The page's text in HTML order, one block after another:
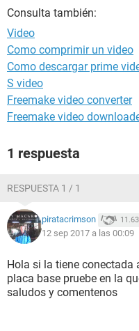
Consulta también:
Video
Como comprimir un video
Como descargar prime
S video
Freemake video converter
Freemake video
1 respuesta
RESPUESTA 1 / 1
piratacrimson
12 sep 2017 a las 00:09
Hola si la tiene conectada
placa base pruebe en la
saludos y comentenos